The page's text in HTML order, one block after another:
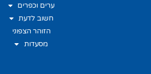
ערים וכפרים
חשוב לדעת
הזוהר הצפוני
מסעדות